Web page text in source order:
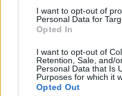
I want to opt-out of
Personal Data for
Opted In
I want to opt-out of
Retention, Sale, and/
Personal Data that Is
Purposes for which it
Opted Out